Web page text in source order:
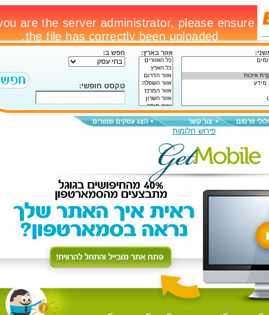
אזור בארץ: חפש ב:
טקסט חופשי:
פרסום צור קשר הצג עסקים שמורים
פירוש חלומות